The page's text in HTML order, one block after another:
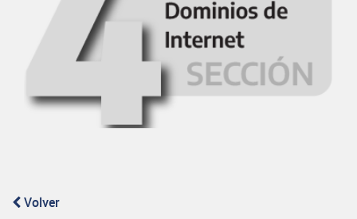
Volver